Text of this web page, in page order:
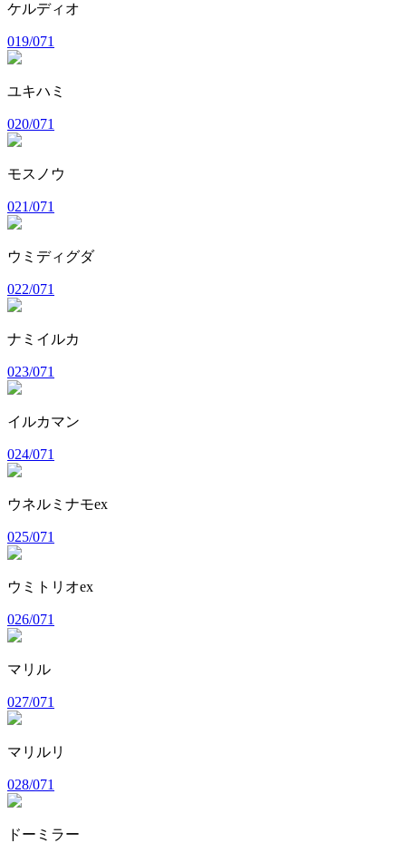
ケルディオ
019/071
ユキハミ
020/071
モスノウ
021/071
ウミディグダ
022/071
ナミイルカ
023/071
イルカマン
024/071
ウネルミナモex
025/071
ウミトリオex
026/071
マリル
027/071
マリルリ
028/071
ドーミラー